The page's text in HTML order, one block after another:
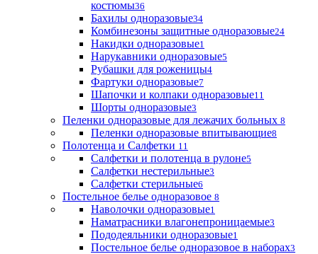
костюмы36
Бахилы одноразовые34
Комбинезоны защитные одноразовые24
Накидки одноразовые1
Нарукавники одноразовые5
Рубашки для роженицы4
Фартуки одноразовые7
Шапочки и колпаки одноразовые11
Шорты одноразовые3
Пеленки одноразовые для лежачих больных 8
Пеленки одноразовые впитывающие8
Полотенца и Салфетки 11
Салфетки и полотенца в рулоне5
Салфетки нестерильные3
Салфетки стерильные6
Постельное белье одноразовое 8
Наволочки одноразовые1
Наматрасники влагонепроницаемые3
Пододеяльники одноразовые1
Постельное белье одноразовое в наборах3